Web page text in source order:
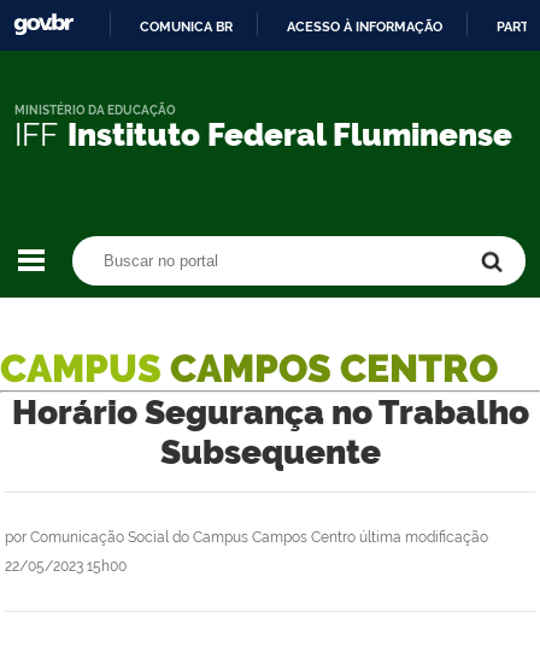
CONTEÚDO
COMUNICA BR ACESSO À INFORMAÇÃO
IFF Instituto Federal Fluminense
MINISTÉRIO DA EDUCAÇÃO
CAMPUS CAMPOS CENTRO
Horário Segurança no Trabalho
Subsequente
por Comunicação Social do Campus Campos Centro última modificação
22/05/2023 15h00